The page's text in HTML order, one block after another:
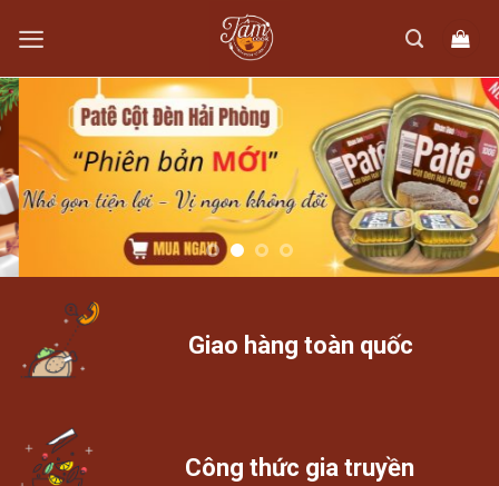
content
Giao hàng toàn quốc
Công thức gia truyền